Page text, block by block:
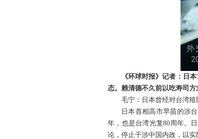
《环球时报》记者：日
态。赖清德不久前以吃寿司
毛宁：日本曾经对台湾殖
日本首相高市早苗的涉
年，也是台湾光复80周年。
论，停止干涉中国内政，以实